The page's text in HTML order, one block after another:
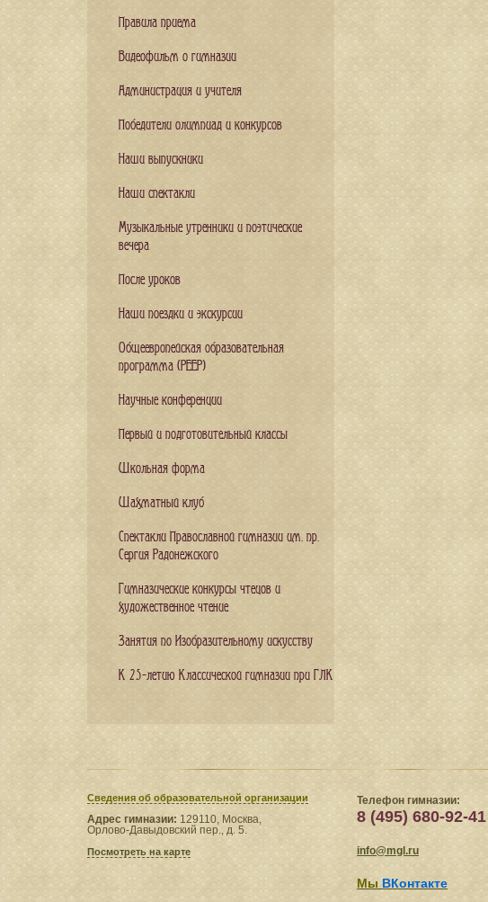
Правила приема
Видеофильм о гимназии
Администрация и учителя
Победители олимпиад и конкурсов
Наши выпускники
Наши спектакли
Музыкальные утренники и поэтические
вечера
После уроков
Наши поездки и экскурсии
Общеевропейская образовательная
программа (PEEP)
Научные конференции
Первый и подготовительный классы
Школьная форма
Шахматный клуб
Спектакли Православной гимназии им. пр.
Сергия Радонежского
Гимназические конкурсы чтецов и
художественное чтение
Занятия по Изобразительному искусству
К 25-летию Классической гимназии при ГЛК
Сведения​ об образовательной организации
Адрес гимназии: 129110, Москва,
Орлово-Давыдовский пер., д. 5.
Посмотреть на карте
Телефон гимназии:
8 (495) 680-92-41
info@mgl.ru
Мы ВКонтакте